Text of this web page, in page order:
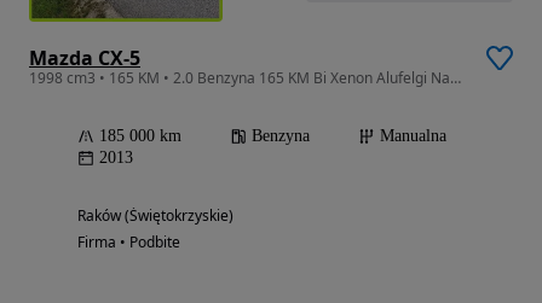
Mazda CX-5
1998 cm3 • 165 KM • 2.0 Benzyna 165 KM Bi Xenon Alufelgi Navi Parktronic Super Stan !Warto
185 000 km Benzyna
Manualna
2013
Raków (Świętokrzyskie)
Firma • Podbite